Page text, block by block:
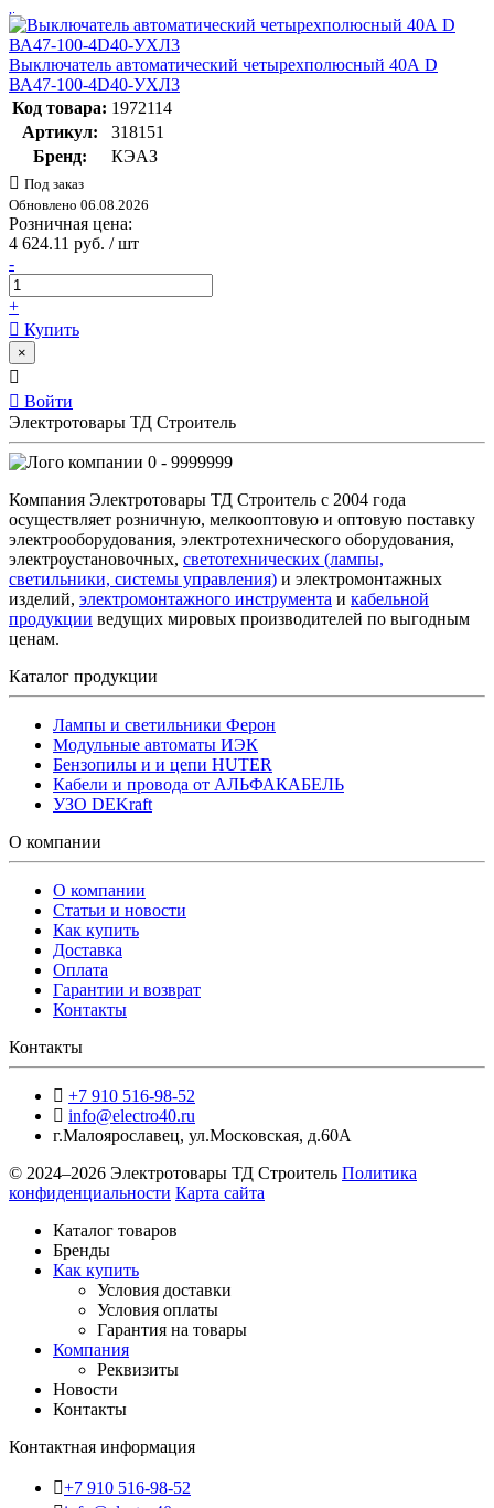
Выключатель автоматический четырехполюсный 40А D
ВА47-100-4D40-УХЛ3
Код товара: 1972114
Артикул:
318151
Бренд:
КЭАЗ
Под заказ
Обновлено 06.08.2026
Розничная цена:
4 624.11 руб. / шт
-
+
Купить
×
Войти
Электротовары ТД Строитель
0 - 9999999
Компания Электротовары ТД Строитель с 2004 года
осуществляет розничную, мелкооптовую и оптовую поставку
электрооборудования, электротехнического оборудования,
электроустановочных, светотехнических (лампы,
светильники, системы управления) и электромонтажных
изделий, электромонтажного инструмента и кабельной
продукции ведущих мировых производителей по выгодным
ценам.
Каталог продукции
Лампы и светильники Ферон
Модульные автоматы ИЭК
Бензопилы и и цепи HUTER
Кабели и провода от АЛЬФАКАБЕЛЬ
УЗО DEKraft
О компании
О компании
Статьи и новости
Как купить
Доставка
Оплата
Гарантии и возврат
Контакты
Контакты
+7 910 516-98-52
info@electro40.ru
г.Малоярославец, ул.Московская, д.60А
© 2024–2026 Электротовары ТД Строитель Политика
конфиденциальности Карта сайта
Каталог товаров
Бренды
Как купить
Условия доставки
Условия оплаты
Гарантия на товары
Компания
Реквизиты
Новости
Контакты
Контактная информация
+7 910 516-98-52